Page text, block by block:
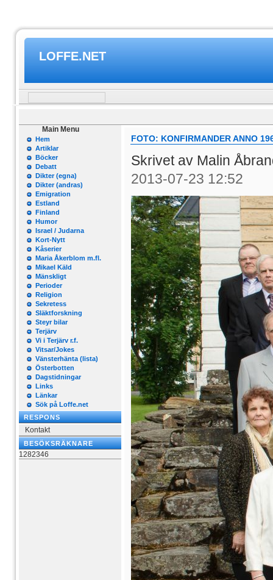
LOFFE.NET
Main Menu
Hem
Artiklar
Böcker
Debatt
Dikter (egna)
Dikter (andras)
Emigration
Estland
Finland
Humor
Israel / Judarna
Kort-Nytt
Kåserier
Maria Åkerblom m.fl.
Mikael Käld
Mänskligt
Perioder
Religion
Sekretess
Släktforskning
Steyr bilar
Terjärv
Vi i Terjärv r.f.
Vitsar/Jokes
Vänsterhänta (lista)
Österbotten
Dagstidningar
Links
Länkar
Sök på Loffe.net
RESPONS
Kontakt
BESÖKSRÄKNARE
1282346
FOTO: KONFIRMANDER ANNO
Skrivet av Malin
2013-07-23 12:52